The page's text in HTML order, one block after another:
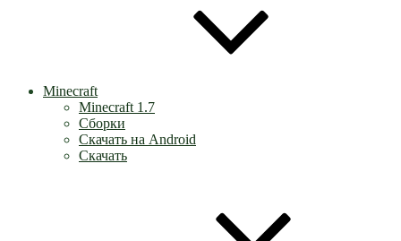
Minecraft
Minecraft 1.7
Сборки
Скачать на Android
Скачать